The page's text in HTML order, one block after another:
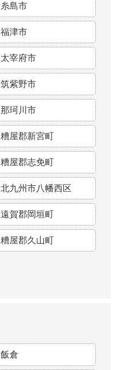
糸島市
福津市
太宰府市
筑紫野市
那珂川市
糟屋郡新宮町
糟屋郡志免町
北九州市八幡西区
遠賀郡岡垣町
糟屋郡久山町
飯倉